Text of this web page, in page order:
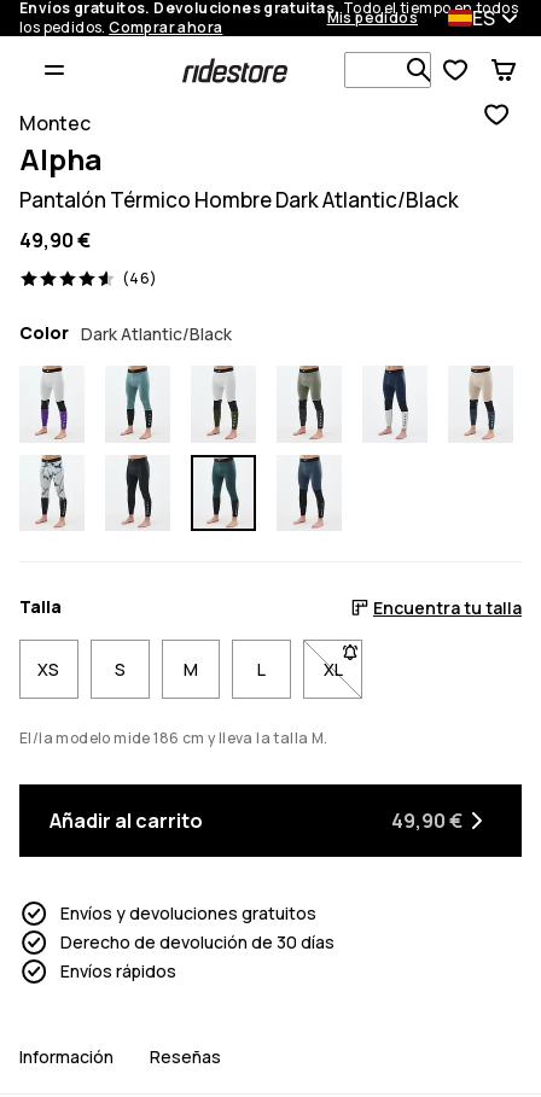
Envíos gratuitos. Devoluciones gratuitas.Todo el tiempo en todos
los pedidos.Comprar ahora Mis pedidos ES
Busca en
Montec
Alpha
Pantalón Térmico Hombre Dark Atlantic/Black
49,90 €
(46)
46 opiniones, 4.6/5
Color Dark Atlantic/Black
Talla Encuentra tu talla
XS S M L XL- Talla XL no disponible.
El/la modelo mide 186 cm y lleva la talla M.
Añadir al carrito 49,90 €
Envíos y devoluciones gratuitos
Derecho de devolución de 30 días
Envíos rápidos
Información Reseñas